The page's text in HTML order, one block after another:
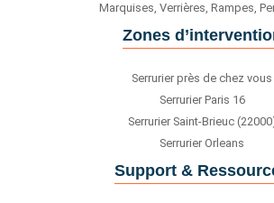
Marquises, Verrières, Rampes,
Zones
Serrurier près de chez vous
Serrurier Paris 16
Serrurier Saint-Brieuc
Serrurier Orleans
Support &